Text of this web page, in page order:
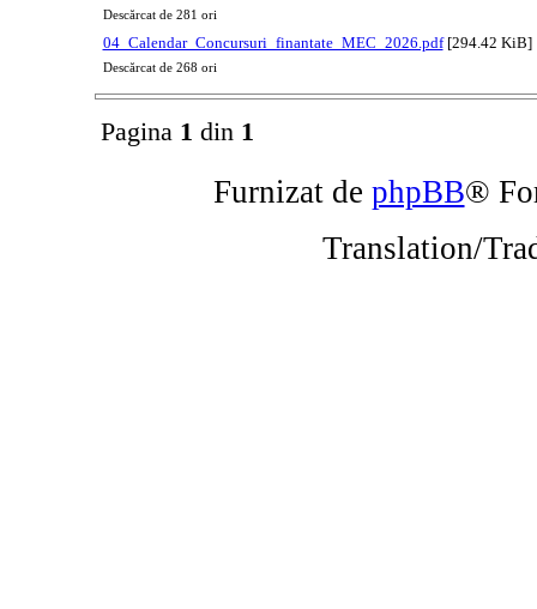
Descărcat de 281 ori
04_Calendar_Concursuri_finantate_MEC_2026.pdf[294.42 KiB]
Descărcat de 268 ori
Pagina 1 din 1
Furnizat de phpBB®
Translation/